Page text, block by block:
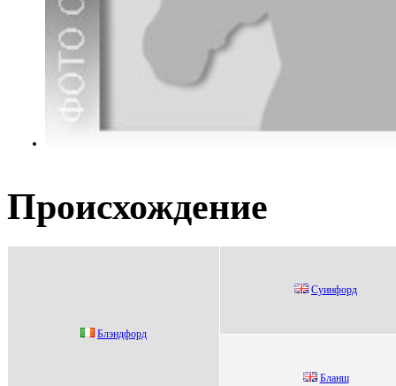
Происхождение
Блэндфоpд
Cуинфоpд
Бланш